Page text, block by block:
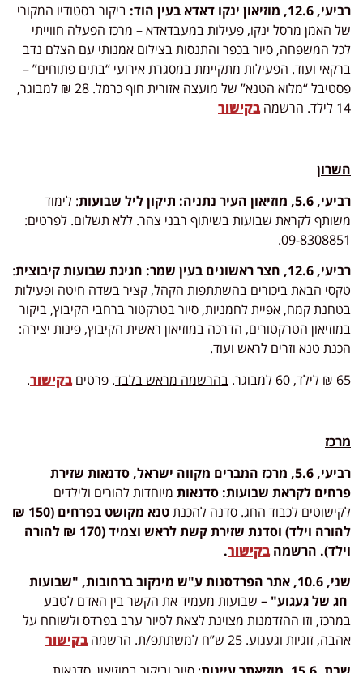
רביעי, 12.6, מוזיאון ינקו דאדא בעין הוד:
ביקור בסטודיו המקורי
של האמן מרסל ינקו, פעילות במעבדאדא – מרכז הפעלה חווייתי
לכל המשפחה, סיור בכפר והתנסות בצילום אמנותי עם הצלם נדב
ברקאי ועוד. הפעילות מתקיימת במסגרת אירועי “בתים פתוחים” –
פסטיבל “מלוא הטנא” של מועצה אזורית חוף כרמל. 28 ₪ למבוגר,
14 לילד. הרשמה
בקישור
השרון
רביעי, 5.6, מוזיאון העיר נתניה
: תיקון ליל שבועות: לימוד
משותף לקראת שבועות בשיתוף רבני צהר. ללא תשלום. לפרטים:
09-8308851.
רביעי, 12.6, חצר ראשונים בעין שמר
: חגיגת שבועותקיבוצית:
טקסי הבאת ביכורים בהשתתפות הקהל, קציר בשדה חיטה ופעילות
בטחנת קמח, אפיית לחמניות, סיור בטרקטור ברחבי הקיבוץ, ביקור
במוזיאון הטרקטורים, הדרכה במוזיאון ראשית הקיבוץ, פינות יצירה:
הכנת טנא וזרים לראש ועוד.
65 ₪ לילד, 60 למבוגר.
בהרשמה מראש בלבד. פרטיםבקישור.
מרכז
רביעי, 5.6, מרכז המברים מקווה ישראל, סדנאות שזירת
פרחים לקראת שבועות: סדנאות מיוחדות להורים ולילדים
לקישוטים לכבוד החג. סדנה להכנתטנא
מקושט בפרחים (150 ₪
להורה וילד) וסדנת שזירת קשת לראש וצמיד (170 ₪ להורה
וילד). הרשמהבקישור.
שני, 10.6, אתר הפרדסנות ע"ש מינקוב ברחובות,
"שבועות
חג של געגוע" – שבועות מעמיד את הקשר בין האדם לטבע
במרכז, וזו ההזדמנות מצוינת לצאת לסיור ערב בפרדס ולשוחח על
אהבה, זוגיות וגעגוע. 25 ש”ח למשתתפ/ת. הרשמה
בקישור